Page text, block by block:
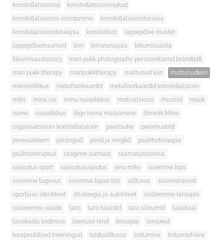
konstellatsioonid
konstellatsiooninukud
konstellatsioonis esindamine
konstellatsiooniteraaia
konstellatsiooniteraapia
konstellöör
lapsepõlve muster
lapsepõlvetraumad
lein leinateraapia
liikumisaasta
liikumisaasta2023
mari pukk photography persoonibärnd brändipilt
mari pukk therapy
maripukktherapy mattunud lein
mattunudlein
meisterlikkus
metafoorkaardid
metafoorkaardid konstellatsioon
miks
mina ise minu naiselikkus motivatsioon mustrid
müük
naine
naiselikkus õige hinna määramine
õnnelik Mina
organisatsiooni konstellatsioon
paarisuhe
peremustrid
peresüsteem
piirangud piirid ja reeglid
psühhoteraapia
psühhoterapeut
räägime surmast
raamatusoovitus
saavutus sport
saavutusvajadus sinu miks
sisemine laps
sisemine tugevus
sisemise lapse töö sõltuvus
söömishäired
sportlase identiteet
strateegia ja autoriteet
süsteemne teraapia
süsteemne vaade
taro taro kaardid taro sõnumid
tasakaal
tasakaalu leidmine
teenuse hind teraapia
terapeut
terapeutilised treeningud
toidusõltuvus toitumine
toitumishäire